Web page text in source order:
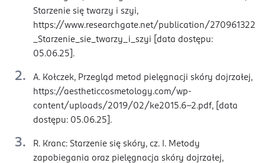
Starzenie się twarzy i szyi,
https://www.researchgate.net/publication/270961322
_Starzenie_sie_twarzy_i_szyi [data dostępu:
05.06.25].
A. Kołczek, Przegląd metod pielęgnacji skóry dojrzałej,
https://aestheticcosmetology.com/wp-
content/uploads/2019/02/ke2015.6-2.pdf, [data
dostępu: 05.06.25].
R. Kranc: Starzenie się skóry, cz. I. Metody
zapobiegania oraz pielęgnacja skóry dojrzałej,